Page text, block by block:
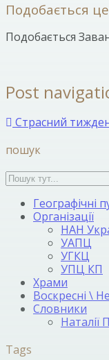
Подобається
Подобається
Post
Страсний
пошук
Географічні
Організації
НАН
УАПЦ
УГКЦ
УПЦ КП
Храми
Воскресні \
Словники
Наталії
Tags